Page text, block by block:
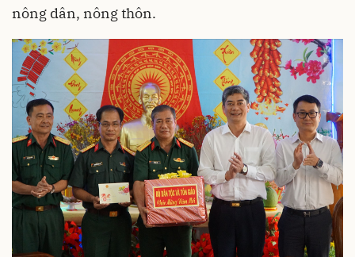
nông dân, nông thôn.